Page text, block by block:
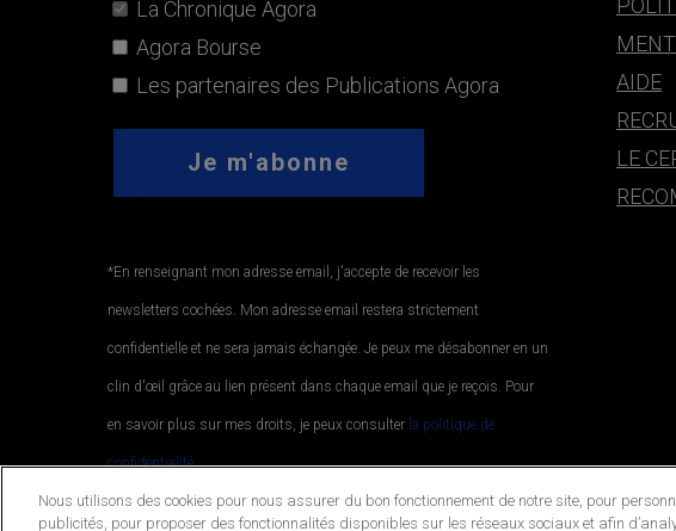
La Chronique Agora
Agora Bourse
Les partenaires des Publications Agora
*En renseignant mon adresse email, j'accepte de recevoir les
newsletters cochées. Mon adresse email restera strictement
confidentielle et ne sera jamais échangée. Je peux me désabonner en un
clin d'œil grâce au lien présent dans chaque email que je reçois. Pour
en savoir plus sur mes droits, je peux consulter la politique de
confidentialité..
AIDE
LE
Nous utilisons des cookies pour nous assurer du bon fonctionnement de notre site, pour
publicités, pour proposer des fonctionnalités disponibles sur les réseaux sociaux et afin